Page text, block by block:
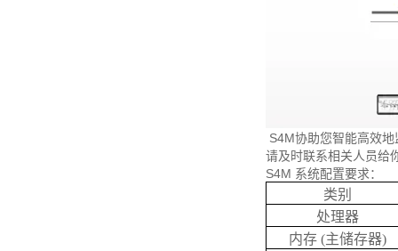
S4M协助您智能高效
请及时联系相关人员给
S4M 系统配置要求：
类别
处理器
内存 (主储存器)